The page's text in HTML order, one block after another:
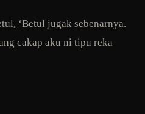
‘Betul jugak sebenarnya.
cakap aku ni tipu reka